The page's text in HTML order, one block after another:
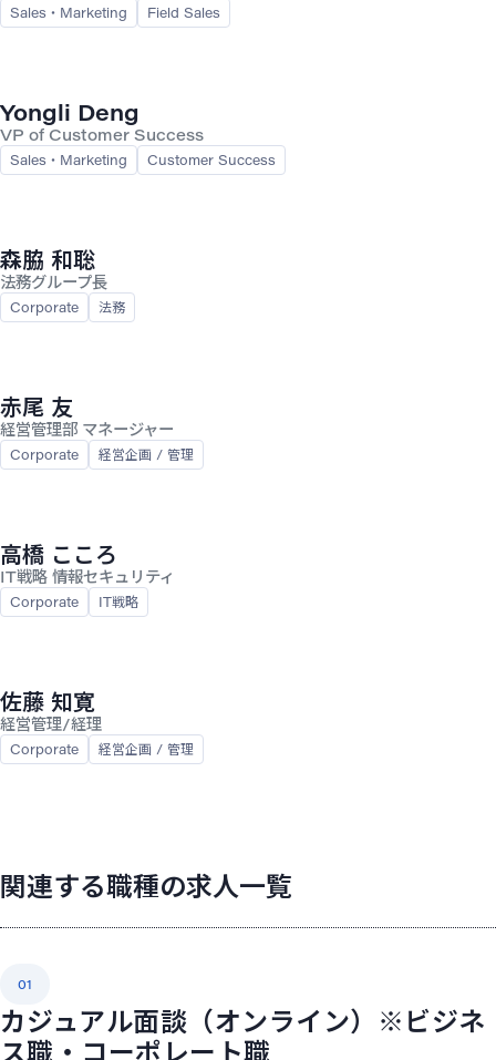
Sales・Marketing Field Sales
Yongli Deng
VP of Customer Success
Sales・Marketing Customer Success
森脇 和聡
法務グループ長
Corporate 法務
赤尾 友
経営管理部 マネージャー
Corporate 経営企画 / 管理
高橋 こころ
IT戦略 情報セキュリティ
Corporate IT戦略
佐藤 知寛
経営管理/経理
Corporate 経営企画 / 管理
関連する職種の求人一覧
01
カジュアル面談（オンライン）※ビジネ
ス職・コーポレート職